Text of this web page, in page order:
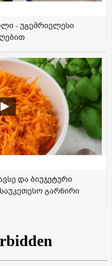
- უგემრიელესი
და ბიუჯეტური
გარნირი